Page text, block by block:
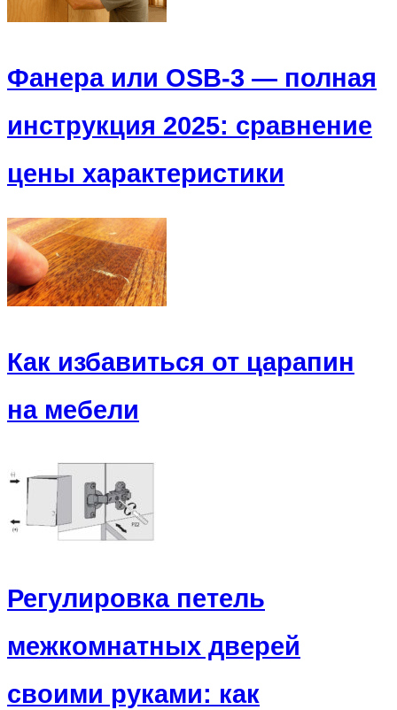
Фанера или OSB-3 — полная
инструкция 2025: сравнение
цены характеристики
Как избавиться от царапин
на мебели
Регулировка петель
межкомнатных дверей
своими руками: как